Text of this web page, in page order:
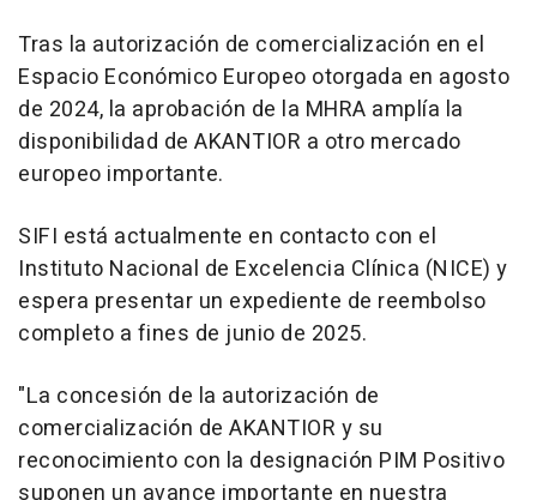
Tras la autorización de comercialización en el
Espacio Económico Europeo otorgada en agosto
de 2024, la aprobación de la MHRA amplía la
disponibilidad de AKANTIOR a otro mercado
europeo importante.
SIFI está actualmente en contacto con el
Instituto Nacional de Excelencia Clínica (NICE) y
espera presentar un expediente de reembolso
completo a fines de junio de 2025.
"La concesión de la autorización de
comercialización de AKANTIOR y su
reconocimiento con la designación PIM Positivo
suponen un avance importante en nuestra